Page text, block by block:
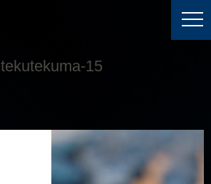
tekutekuma-15